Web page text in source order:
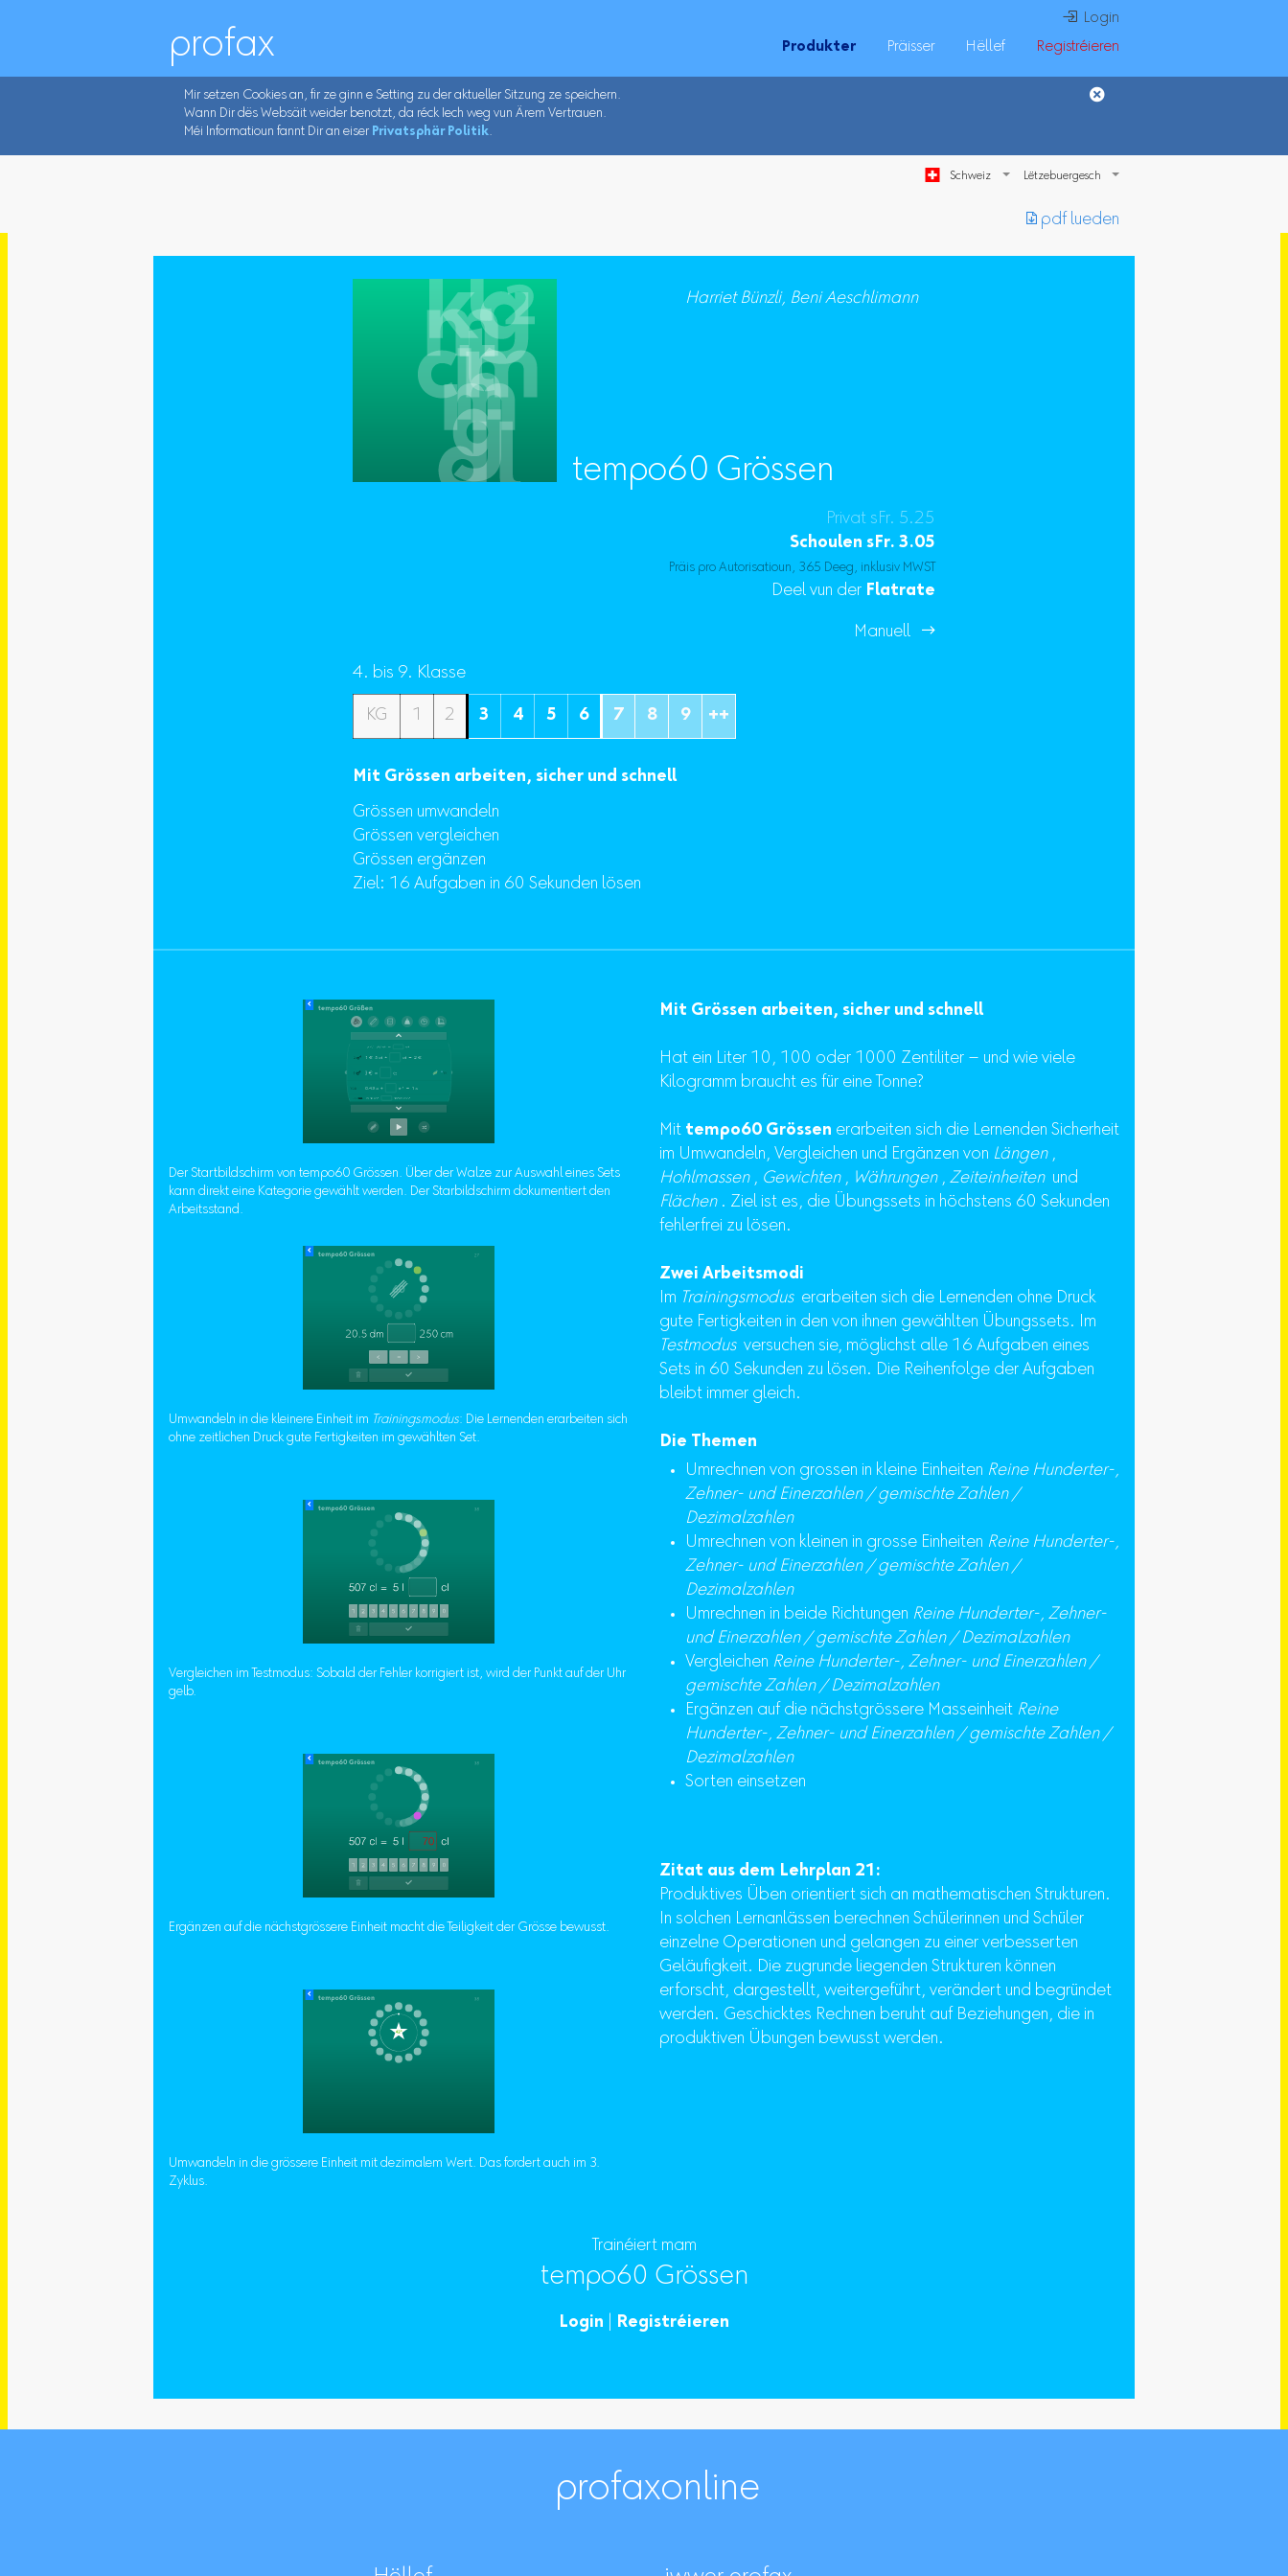
 Login
Produkter
Präisser Hëllef Registréieren
profax
Mir setzen Cookies an, fir ze ginn e Setting zu der aktueller Sitzung ze speichern.
Wann Dir dës Websäit weider benotzt, da réck Iech weg vun Ärem Vertrauen.
Méi Informatioun fannt Dir an eiser Privatsphär Politik.
Schweiz
︎ pdf lueden
Harriet Bünzli, Beni Aeschlimann
tempo60 Grössen
Privat sFr. 5.25
Schoulen sFr. 3.05
Präis pro Autorisatioun, 365 Deeg, inklusiv MWST
Deel vun der Flatrate
Manuell 
4. bis 9. Klasse
KG 1 2 3 4 5 6 7 8 9 ++
Mit Grössen arbeiten, sicher und schnell
Grössen umwandeln
Grössen vergleichen
Grössen ergänzen
Ziel: 16 Aufgaben in 60 Sekunden lösen
Der Startbildschirm von tempo60 Grössen. Über der Walze zur Auswahl eines Sets
kann direkt eine Kategorie gewählt werden. Der Starbildschirm dokumentiert den
Arbeitsstand.
Umwandeln in die kleinere Einheit im Trainingsmodus: Die Lernenden erarbeiten sich
ohne zeitlichen Druck gute Fertigkeiten im gewählten Set.
Vergleichen im Testmodus: Sobald der Fehler korrigiert ist, wird der Punkt auf der Uhr
gelb.
Ergänzen auf die nächstgrössere Einheit macht die Teiligkeit der Grösse bewusst.
Umwandeln in die grössere Einheit mit dezimalem Wert. Das fordert auch im 3.
Zyklus.
Mit Grössen arbeiten, sicher und schnell
Hat ein Liter 10, 100 oder 1000 Zentiliter – und wie viele
Kilogramm braucht es für eine Tonne?
Mit tempo60 Grössen erarbeiten sich die Lernenden Sicherheit
im Umwandeln, Vergleichen und Ergänzen von Längen,
Hohlmassen, Gewichten, Währungen, Zeiteinheitenund
Flächen. Ziel ist es, die Übungssets in höchstens 60 Sekunden
fehlerfrei zu lösen.
Zwei Arbeitsmodi
Im Trainingsmoduserarbeiten sich die Lernenden ohne Druck
gute Fertigkeiten in den von ihnen gewählten Übungssets. Im
Testmodusversuchen sie, möglichst alle 16 Aufgaben eines
Sets in 60 Sekunden zu lösen. Die Reihenfolge der Aufgaben
bleibt immer gleich.
Die Themen
Umrechnen von grossen in kleine Einheiten Reine Hunderter-,
Zehner- und Einerzahlen / gemischte Zahlen /
Dezimalzahlen
Umrechnen von kleinen in grosse Einheiten Reine Hunderter-,
Zehner- und Einerzahlen / gemischte Zahlen /
Dezimalzahlen
Umrechnen in beide Richtungen Reine Hunderter-, Zehner-
und Einerzahlen / gemischte Zahlen / Dezimalzahlen
Vergleichen Reine Hunderter-, Zehner- und Einerzahlen /
gemischte Zahlen / Dezimalzahlen
Ergänzen auf die nächstgrössere Masseinheit Reine
Hunderter-, Zehner- und Einerzahlen / gemischte Zahlen /
Dezimalzahlen
Sorten einsetzen
Zitat aus dem Lehrplan 21:
Produktives Üben orientiert sich an mathematischen Strukturen.
In solchen Lernanlässen berechnen Schülerinnen und Schüler
einzelne Operationen und gelangen zu einer verbesserten
Geläufigkeit. Die zugrunde liegenden Strukturen können
erforscht, dargestellt, weitergeführt, verändert und begründet
werden. Geschicktes Rechnen beruht auf Beziehungen, die in
produktiven Übungen bewusst werden.
Trainéiert mam
tempo60 Grössen
Login Registréieren
profaxonline